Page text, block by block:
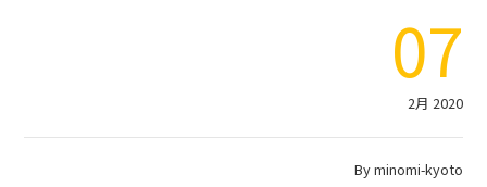
07
2月 2020
Byminomi-kyoto